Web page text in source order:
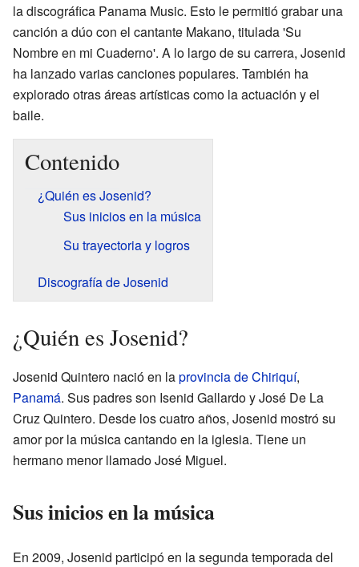
la discográfica Panama Music. Esto le permitió grabar una
canción a dúo con el cantante Makano, titulada 'Su
Nombre en mi Cuaderno'. A lo largo de su carrera, Josenid
ha lanzado varias canciones populares. También ha
explorado otras áreas artísticas como la actuación y el
baile.
Contenido
¿Quién es Josenid?
Sus inicios en la música
Su trayectoria y logros
Discografía de Josenid
¿Quién es Josenid?
Josenid Quintero nació en laprovincia de Chiriquí,
Panamá. Sus padres son Isenid Gallardo y José De La
Cruz Quintero. Desde los cuatro años, Josenid mostró su
amor por la música cantando en la iglesia. Tiene un
hermano menor llamado José Miguel.
Sus inicios en la música
En 2009, Josenid participó en la segunda temporada del